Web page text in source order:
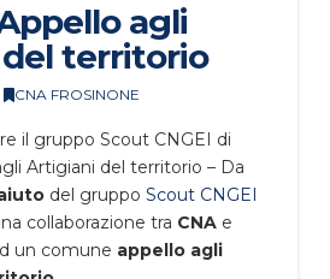
agli
territorio
CNA FROSINONE
il gruppo Scout CNGEI di
Artigiani del territorio – Da
del gruppo Scout CNGEI
collaborazione tra CNAe
un comune appello agli